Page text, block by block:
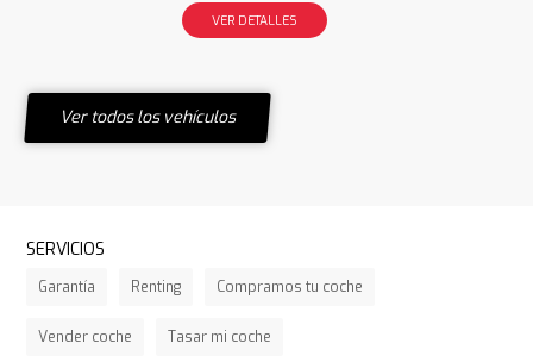
VER DETALLES
Ver todos los vehículos
SERVICIOS
Garantía Renting Compramos tu coche
Vender coche Tasar mi coche